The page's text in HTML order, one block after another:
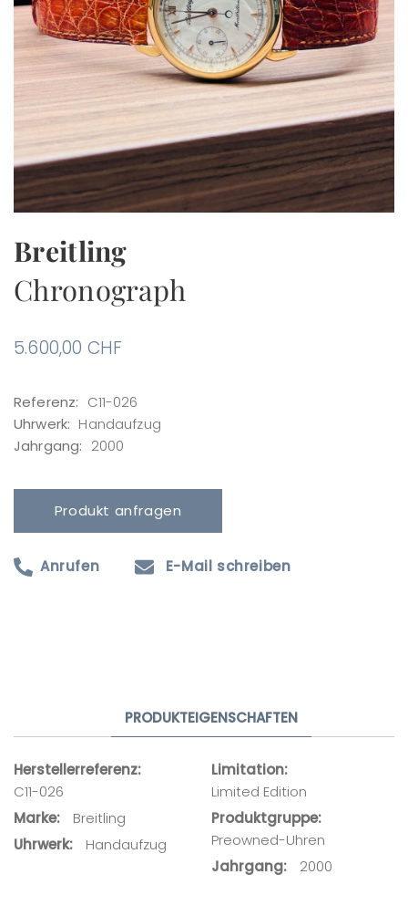
Breitling
Chronograph
5.600,00 CHF
Referenz: C11-026
Uhrwerk: Handaufzug
Jahrgang: 2000
Produkt anfragen
Anrufen E-Mail schreiben
Ihre E-Mail-Adresse
Ihre Nachricht
PRODUKTEIGENSCHAFTEN
Herstellerreferenz
C11-026
Marke
Breitling
Uhrwerk
Handaufzug
Limitation
Limited Edition
Produktgruppe
Preowned-Uhren
Jahrgang
2000